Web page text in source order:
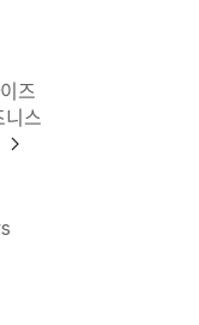
즈
니스